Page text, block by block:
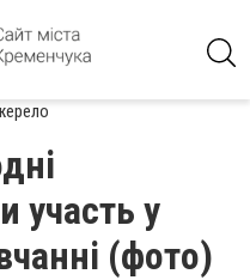
участь у
(фото)